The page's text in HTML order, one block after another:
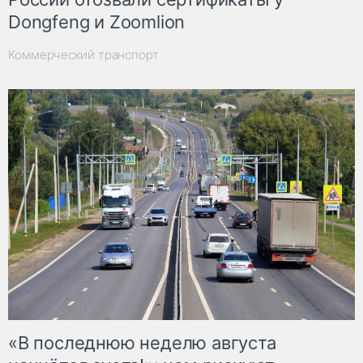
Dongfeng и Zoomlion
Коммерческий транспорт
«В последнюю неделю августа